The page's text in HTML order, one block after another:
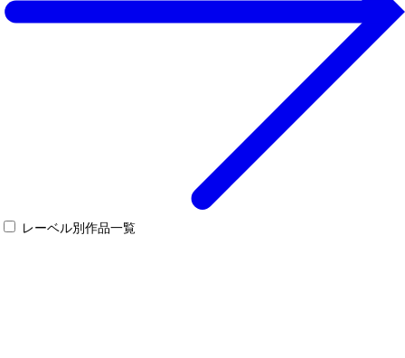
レーベル別作品一覧